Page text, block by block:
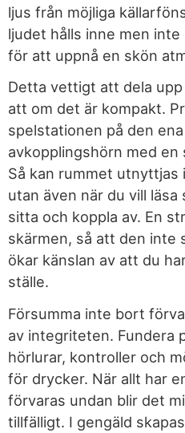
ljus från möjliga
ljudet hålls inne men
för att uppnå en skön
Detta vettigt att dela
att om det är kompakt.
spelstationen på den
avkopplingshörn med
Så kan rummet utnyttjas
utan även när du vill
sitta och koppla av. En
skärmen, så att den inte
ökar känslan av att du
ställe.
Försumma inte bort
av integriteten. Fundera
hörlurar, kontroller och
för drycker. När allt har
förvaras undan blir det
tillfälligt. I gengäld